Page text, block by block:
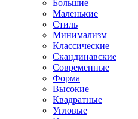
Большие
Маленькие
Стиль
Минимализм
Классические
Скандинавские
Современные
Форма
Высокие
Квадратные
Угловые